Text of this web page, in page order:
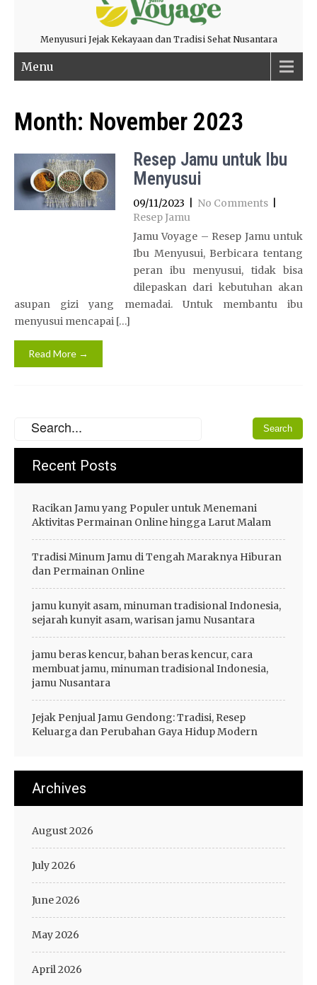
Menyusuri Jejak Kekayaan dan Tradisi Sehat Nusantara
Menu
Month: November 2023
Resep Jamu untuk Ibu
Menyusui
09/11/2023 No Comments
Resep Jamu
Jamu Voyage – Resep Jamu untuk
Ibu Menyusui, Berbicara tentang
peran ibu menyusui, tidak bisa
dilepaskan dari kebutuhan akan
asupan gizi yang memadai. Untuk membantu ibu
menyusui mencapai […]
Read More →
Recent Posts
Racikan Jamu yang Populer untuk Menemani
Aktivitas Permainan Online hingga Larut Malam
Tradisi Minum Jamu di Tengah Maraknya Hiburan
dan Permainan Online
jamu kunyit asam, minuman tradisional Indonesia,
sejarah kunyit asam, warisan jamu Nusantara
jamu beras kencur, bahan beras kencur, cara
membuat jamu, minuman tradisional Indonesia,
jamu Nusantara
Jejak Penjual Jamu Gendong: Tradisi, Resep
Keluarga dan Perubahan Gaya Hidup Modern
Archives
August 2026
July 2026
June 2026
May 2026
April 2026